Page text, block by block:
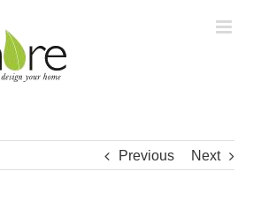
Previous Next